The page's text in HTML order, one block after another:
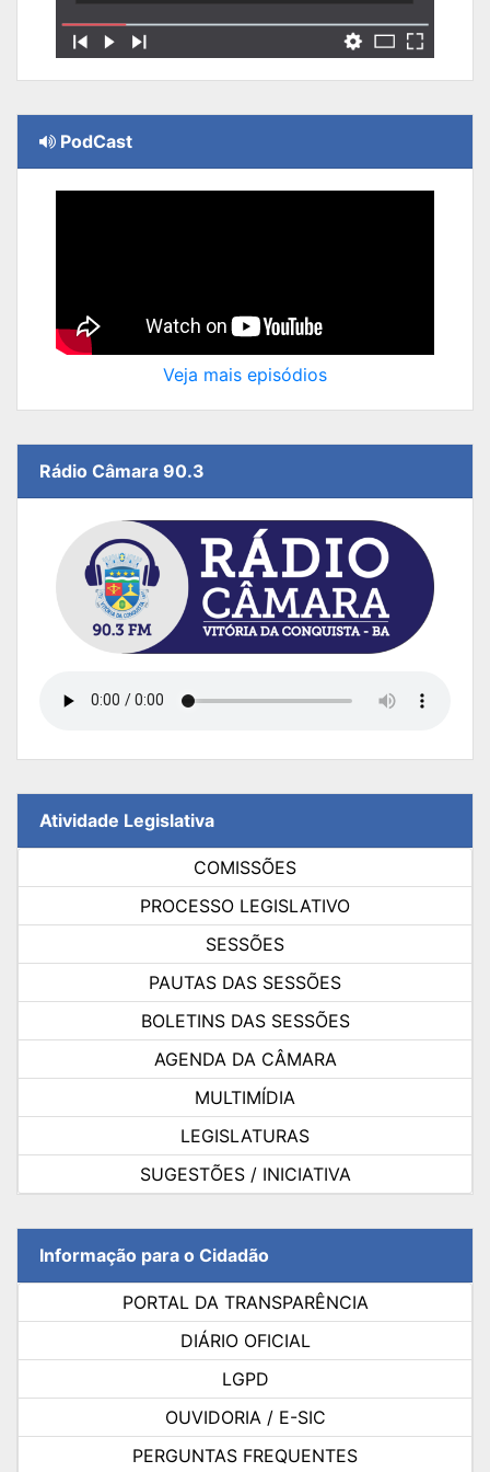
PodCast
Veja mais episódios
Rádio Câmara 90.3
Atividade Legislativa
COMISSÕES
PROCESSO LEGISLATIVO
SESSÕES
PAUTAS DAS SESSÕES
BOLETINS DAS SESSÕES
AGENDA DA CÂMARA
MULTIMÍDIA
LEGISLATURAS
SUGESTÕES / INICIATIVA
Informação para o Cidadão
PORTAL DA TRANSPARÊNCIA
DIÁRIO OFICIAL
LGPD
OUVIDORIA / E-SIC
PERGUNTAS FREQUENTES